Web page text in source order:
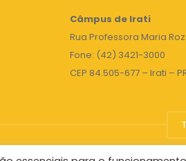
Câmpus de Irati
Rua Professora Maria
Fone: (42) 3421-3000
CEP 84.505-677 – Irati –